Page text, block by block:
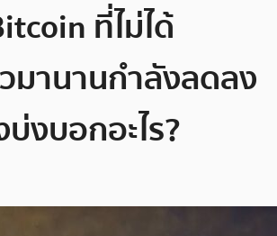
ที่ไม่ได้
มานานกำลังลดลง
งบอกอะไร?